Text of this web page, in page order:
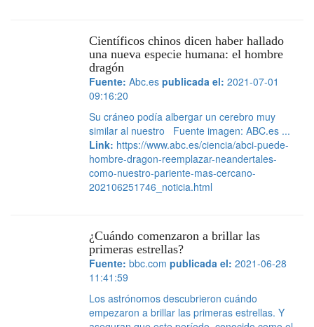
Científicos chinos dicen haber hallado
una nueva especie humana: el hombre
dragón
Fuente: Abc.es publicada el: 2021-07-01
09:16:20
Su cráneo podía albergar un cerebro muy
similar al nuestro Fuente imagen: ABC.es ...
Link: https://www.abc.es/ciencia/abci-puede-
hombre-dragon-reemplazar-neandertales-
como-nuestro-pariente-mas-cercano-
202106251746_noticia.html
¿Cuándo comenzaron a brillar las
primeras estrellas?
Fuente: bbc.com publicada el: 2021-06-28
11:41:59
Los astrónomos descubrieron cuándo
empezaron a brillar las primeras estrellas. Y